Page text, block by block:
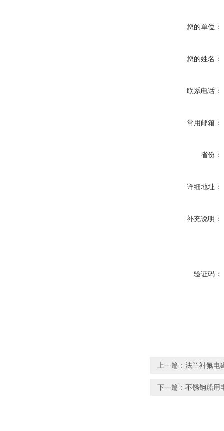
您的单位：
您的姓名：
联系电话：
常用邮箱：
省份：
详细地址：
补充说明：
验证码：
上一篇： 法兰衬氟电
下一篇： 不锈钢船用